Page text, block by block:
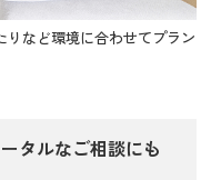
など環境に合わせてプラン
タルなご相談にも